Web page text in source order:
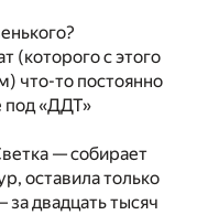
(которого с этого
что-то постоянно
под «ДДТ»
— собирает
оставила только
двадцать тысяч